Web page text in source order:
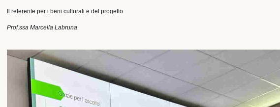
Il referente per i beni culturali e del progetto
Prof.ssa Marcella Labruna